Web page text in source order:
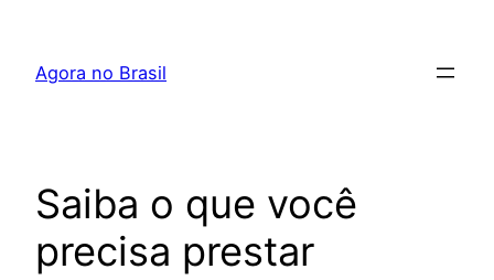
Agora no Brasil
Saiba o que você
precisa prestar